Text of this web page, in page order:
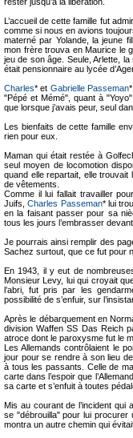
rester jusqu’à la libération.
L’accueil de cette famille fut
comme si nous en avions
materné par Yolande, la jeune
mon frère trouva en Maurice le
jeu de son âge. Seule, Arlette,
était pensionnaire au lycée
Charles* et Gabrielle Passeman
"Pépé et Mémé", quant à
que lorsque j’avais peur, seul
Les bienfaits de cette famille
rien pour eux.
Maman qui était restée à
seul moyen de locomotion
quand elle repartait, elle
de vêtements.
Comme il lui fallait travailler
Juifs,Charles Passeman* lui
en la faisant passer pour sa
tous les jours l’embrasser
Je pourrais ainsi remplir des
Sachez surtout, que ce fut pour
En 1943, il y eut de
Monsieur Levy, lui qui croyait
l’abri, fut pris par les
possibilité de s’enfuir, sur
Après le débarquement en
division Waffen SS Das Reich
atroce dont le paroxysme fut le
Les Allemands contrôlaient le
jour pour se rendre à son lieu
à tous les passants. Celle de
carte dans l’espoir que
sa carte et s’enfuit à toutes
Mis au courant de l’incident qui
se "débrouilla" pour lui procurer
montra un autre chemin qui